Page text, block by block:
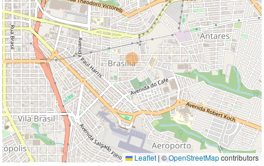
Leaflet | ©OpenStreetMapcontributors